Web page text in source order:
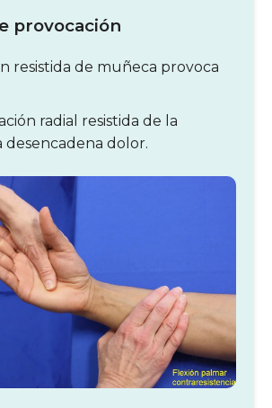
provocación
resistida de muñeca provoca
radial resistida de la
desencadena dolor.